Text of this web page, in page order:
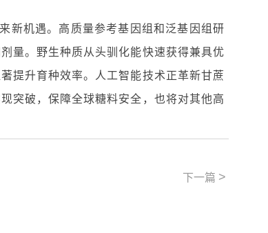
新机遇。高质量参考基因组和泛基因组研
量。野生种质从头驯化能快速获得兼具优
提升育种效率。人工智能技术正革新甘蔗
突破，保障全球糖料安全，也将对其他高
下一篇 >